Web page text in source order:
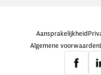
Aansprakelijkheid
Algemene voorwaarden